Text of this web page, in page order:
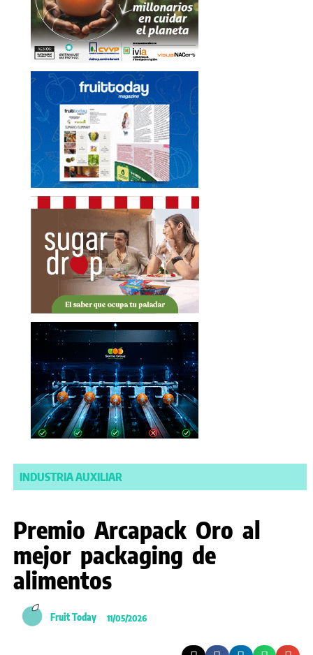
INDUSTRIA AUXILIAR
Premio Arcapack Oro al
mejor packaging de
alimentos
Fruit Today 11/05/2026